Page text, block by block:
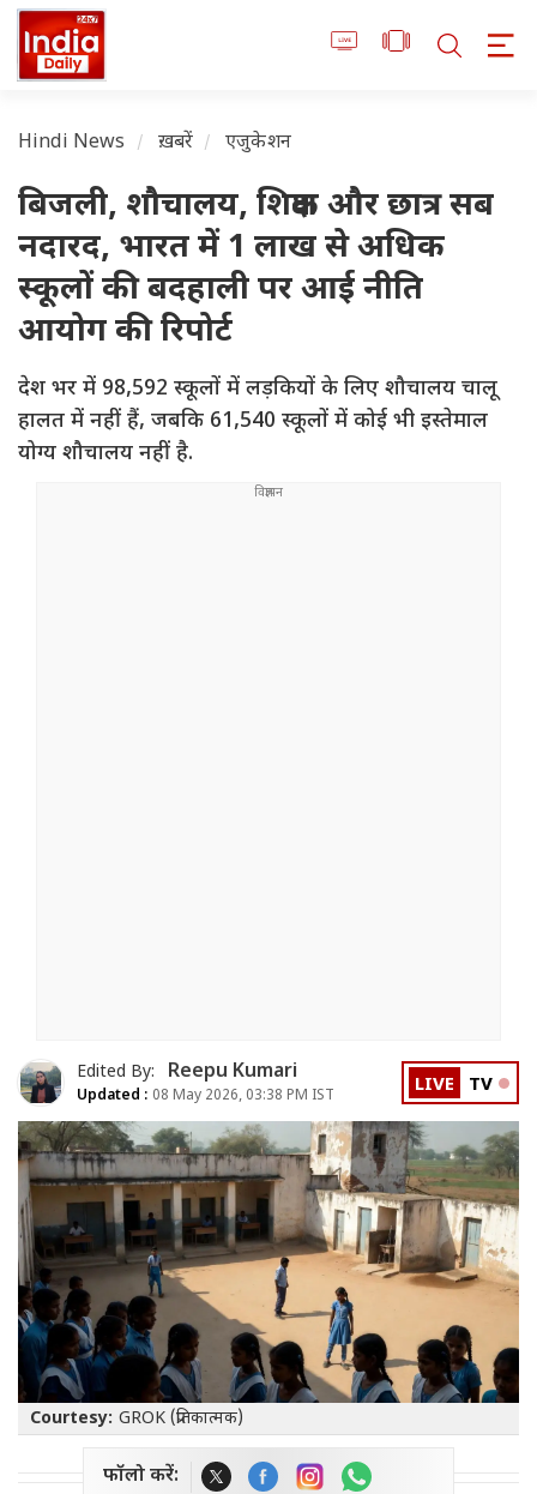
Hindi News ख़बरें एजुकेशन
बिजली, शौचालय, शिक्षक और छात्र सब
नदारद, भारत में 1 लाख से अधिक
स्कूलों की बदहाली पर आई नीति
आयोग की रिपोर्ट
देश भर में 98,592 स्कूलों में लड़कियों के लिए शौचालय चालू
हालत में नहीं हैं, जबकि 61,540 स्कूलों में कोई भी इस्तेमाल
योग्य शौचालय नहीं है.
Edited By: Reepu Kumari
Updated : 08 May 2026, 03:38 PM IST LIVE TV
Courtesy: GROK (प्रतिकात्मक)
फॉलो करें: